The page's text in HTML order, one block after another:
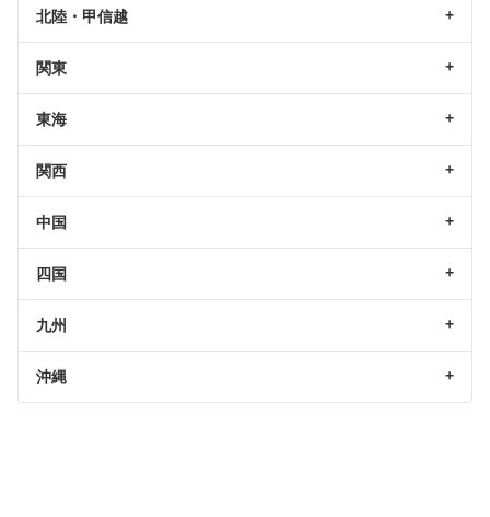
北陸・甲信越
関東
東海
関西
中国
四国
九州
沖縄